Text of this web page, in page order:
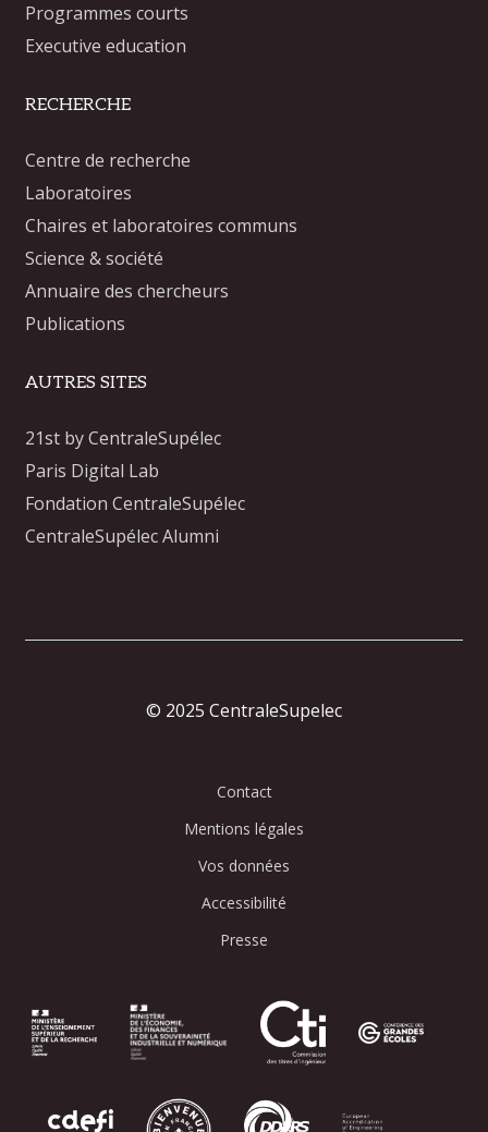
Programmes courts
Executive education
RECHERCHE
Centre de recherche
Laboratoires
Chaires et laboratoires communs
Science & société
Annuaire des chercheurs
Publications
AUTRES SITES
21st by CentraleSupélec
Paris Digital Lab
Fondation CentraleSupélec
CentraleSupélec Alumni
© 2025 CentraleSupelec
Contact
Mentions légales
Vos données
Accessibilité
Presse
Image Image Image
Image Image Image Image